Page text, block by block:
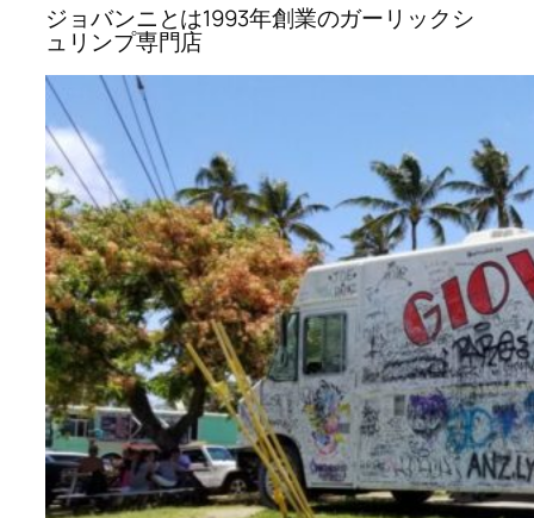
ジョバンニとは1993年創業のガーリックシ
ュリンプ専門店